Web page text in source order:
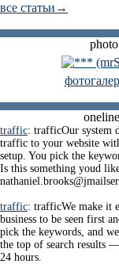
все статьи→
photo
traffic: trafficOur system
traffic to your website
setup. You pick the
Is this something youd
traffic: trafficWe make it
business to be seen first
pick the keywords, and
the top of search results
24 hours.